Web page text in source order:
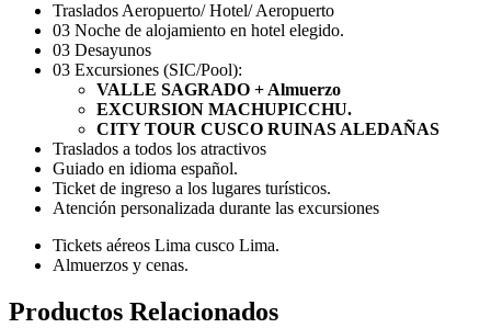
Traslados Aeropuerto/ Hotel/ Aeropuerto
03 Noche de alojamiento en hotel elegido.
03 Desayunos
03 Excursiones (SIC/Pool):
VALLE SAGRADO + Almuerzo
EXCURSION MACHUPICCHU.
CITY TOUR CUSCO RUINAS ALEDAÑAS
Traslados a todos los atractivos
Guiado en idioma español.
Ticket de ingreso a los lugares turísticos.
Atención personalizada durante las excursiones
Tickets aéreos Lima cusco Lima.
Almuerzos y cenas.
Productos Relacionados